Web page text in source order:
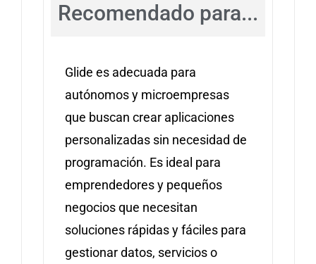
Recomendado para...
Glide es adecuada para
autónomos y microempresas
que buscan crear aplicaciones
personalizadas sin necesidad de
programación. Es ideal para
emprendedores y pequeños
negocios que necesitan
soluciones rápidas y fáciles para
gestionar datos, servicios o